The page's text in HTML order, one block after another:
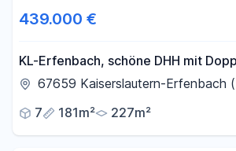
439.000 €
KL-Erfenbach, schöne DHH mit
67659 Kaiserslautern-Erfenbach
7
181m² 227m²